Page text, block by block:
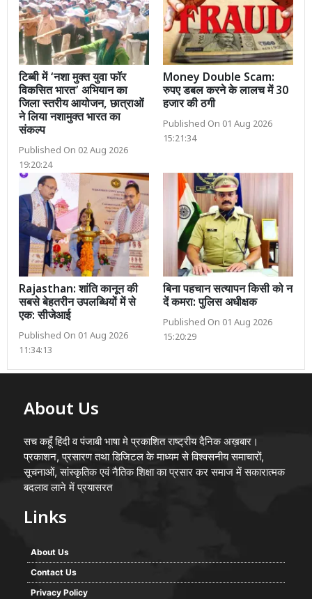
टिब्बी में ‘नशा मुक्त युवा फॉर
विकसित भारत’ अभियान का
जिला स्तरीय आयोजन, छात्राओं
ने लिया नशामुक्त भारत का
संकल्प
Published On 02 Aug 2026
19:20:24
Money Double Scam:
रुपए डबल करने के लालच में 30
हजार की ठगी
Published On 01 Aug 2026
15:21:34
Rajasthan: शांति कानून की
सबसे बेहतरीन उपलब्धियों में से
एक: सीजेआई
Published On 01 Aug 2026
11:34:13
बिना पहचान सत्यापन किसी को न
दें कमरा: पुलिस अधीक्षक
Published On 01 Aug 2026
15:20:29
About Us
सच कहूँ हिंदी व पंजाबी भाषा मे प्रकाशित राष्ट्रीय दैनिक अख़बार।
प्रकाशन, प्रसारण तथा डिजिटल के माध्यम से विश्वसनीय समाचारों,
सूचनाओं, सांस्कृतिक एवं नैतिक शिक्षा का प्रसार कर समाज में सकारात्मक
बदलाव लाने में प्रयासरत
Links
About Us
Contact Us
Privacy Policy